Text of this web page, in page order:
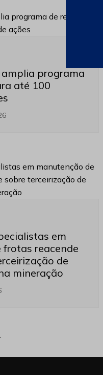
amplia programa
até 100
em
reacende
de
mineração